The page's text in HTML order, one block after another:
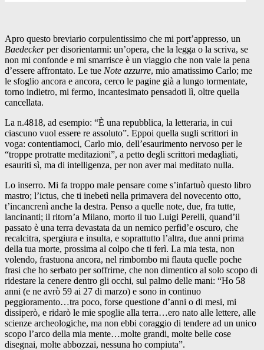
Apro questo breviario corpulentissimo che mi port’appresso, un
Baedeckerper disorientarmi: un’opera, che la legga o la scriva, se
non mi confonde e mi smarrisce è un viaggio che non vale la pena
d’essere affrontato. Le tue Note azzurre, mio amatissimo Carlo; me
le sfoglio ancora e ancora, cerco le pagine già a lungo tormentate,
torno indietro, mi fermo, incantesimato pensadoti lì, oltre quella
cancellata.
La n.4818, ad esempio: “È una repubblica, la letteraria, in cui
ciascuno vuol essere re assoluto”. Eppoi quella sugli scrittori in
voga: contentiamoci, Carlo mio, dell’esaurimento nervoso per le
“troppe protratte meditazioni”, a petto degli scrittori medagliati,
esauriti sì, ma di intelligenza, per non aver mai meditato nulla.
Lo inserro. Mi fa troppo male pensare come s’infartuò questo libro
mastro; l’ictus, che ti inebetì nella primavera del novecento otto,
t’incancrenì anche la destra. Penso a quelle note, due, fra tutte,
lancinanti; il ritorn’a Milano, morto il tuo Luigi Perelli, quand’il
passato è una terra devastata da un nemico perfid’e oscuro, che
recalcitra, spergiura e insulta, e soprattutto l’altra, due anni prima
della tua morte, prossima al colpo che ti ferì. La mia testa, non
volendo, frastuona ancora, nel rimbombo mi flauta quelle poche
frasi che ho serbato per soffrirne, che non dimentico al solo scopo di
ridestare la cenere dentro gli occhi, sul palmo delle mani: “Ho 58
anni (e ne avrò 59 ai 27 di marzo) e sono in continuo
peggioramento…tra poco, forse questione d’anni o di mesi, mi
dissiperò, e ridarò le mie spoglie alla terra…ero nato alle lettere, alle
scienze archeologiche, ma non ebbi coraggio di tendere ad un unico
scopo l’arco della mia mente…molte grandi, molte belle cose
disegnai, molte abbozzai, nessuna ho compiuta”.